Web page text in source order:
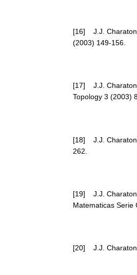
[16] J.J.
(2003) 149-156.
[17] J.J.
Topology 3 (2003)
[18] J.J.
262.
[19] J.J.
Matematicas Serie
[20] J.J.